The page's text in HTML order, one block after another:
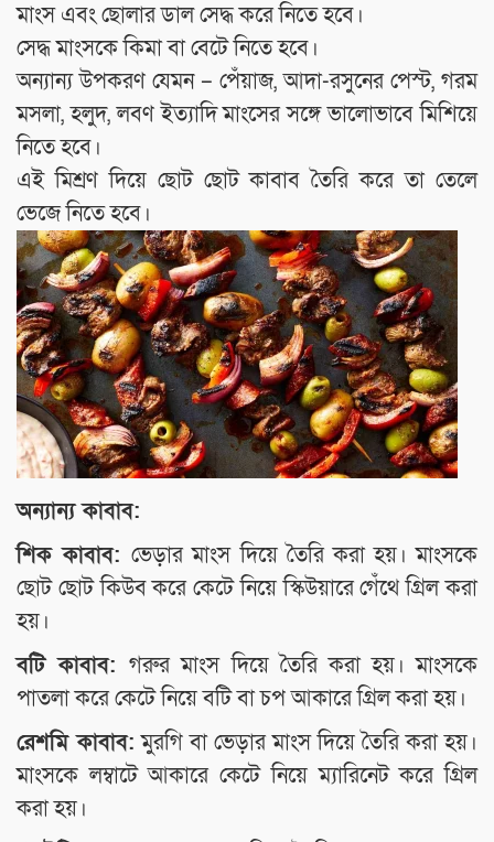
মাংস এবং ছোলার ডাল সেদ্ধ করে নিতে হবে।
সেদ্ধ মাংসকে কিমা বা বেটে নিতে হবে।
অন্যান্য উপকরণ যেমন – পেঁয়াজ, আদা-রসুনের পেস্ট, গরম
মসলা, হলুদ, লবণ ইত্যাদি মাংসের সঙ্গে ভালোভাবে মিশিয়ে
নিতে হবে।
এই মিশ্রণ দিয়ে ছোট ছোট কাবাব তৈরি করে তা তেলে
ভেজে নিতে হবে।
অন্যান্য কাবাব:
শিক কাবাব:ভেড়ার মাংস দিয়ে তৈরি করা হয়। মাংসকে
ছোট ছোট কিউব করে কেটে নিয়ে স্কিউয়ারে গেঁথে গ্রিল করা
হয়।
বটি কাবাব:গরুর মাংস দিয়ে তৈরি করা হয়। মাংসকে
পাতলা করে কেটে নিয়ে বটি বা চপ আকারে গ্রিল করা হয়।
রেশমি কাবাব: মুরগি বা ভেড়ার মাংস দিয়ে তৈরি করা হয়।
মাংসকে লম্বাটে আকারে কেটে নিয়ে ম্যারিনেট করে গ্রিল
করা হয়।